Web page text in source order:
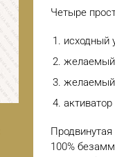
Четыре
исходный
желаемый
желаемый
100%